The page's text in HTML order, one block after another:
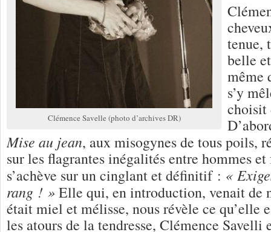
Clémence Savelle (photo d’archives DR)
tenue,
belle
même
s’y
choisit
Mise au jean, aux misogynes de tous poils,
sur les flagrantes inégalités entre hommes
s’achève sur un cinglant et définitif : «
rang ! » Elle qui, en introduction, venait de
était miel et mélisse, nous révèle ce qu’elle
les atours de la tendresse, Clémence Savelli